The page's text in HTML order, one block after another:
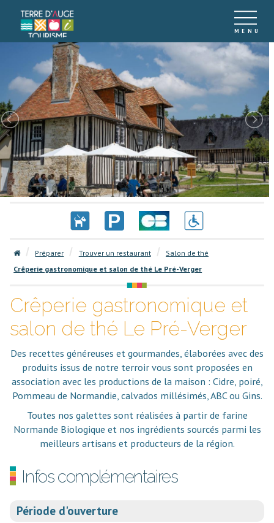
Préparer Trouver un restaurant
Salon de thé
Crêperie gastronomique et salon de thé Le Pré-Verger
Crêperie gastronomique et
salon de thé Le Pré-Verger
Des recettes généreuses et gourmandes, élaborées avec des
produits issus de notre terroir vous sont proposées en
association avec les productions de la maison : Cidre, poiré,
Pommeau de Normandie, calvados millésimés, ABC ou Gins.
Toutes nos galettes sont réalisées à partir de farine
Normande Biologique et nos ingrédients sourcés parmi les
meilleurs artisans et producteurs de la région.
Infos complémentaires
Période d'ouverture